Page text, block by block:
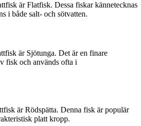
är Flatfisk. Dessa fiskar kännetecknas
i både salt- och sötvatten.
är Sjötunga. Det är en finare
fisk och används ofta i
är Rödspätta. Denna fisk är populär
platt kropp.